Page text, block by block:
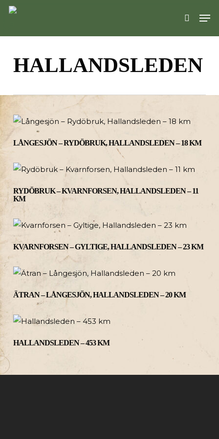
Skip
search
HALLANDSLEDEN
LÅNGESJÖN – RYDÖBRUK, HALLANDSLEDEN – 18 KM
RYDÖBRUK – KVARNFORSEN, HALLANDSLEDEN – 11
KM
KVARNFORSEN – GYLTIGE, HALLANDSLEDEN – 23 KM
ÄTRAN – LÅNGESJÖN, HALLANDSLEDEN – 20 KM
HALLANDSLEDEN – 453 KM